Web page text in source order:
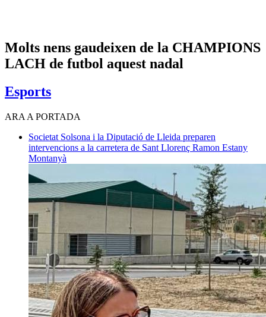
Molts nens gaudeixen de la CHAMPIONS
LACH de futbol aquest nadal
Esports
ARA A PORTADA
Societat Solsona i la Diputació de Lleida preparen
intervencions a la carretera de Sant Llorenç Ramon Estany
Montanyà